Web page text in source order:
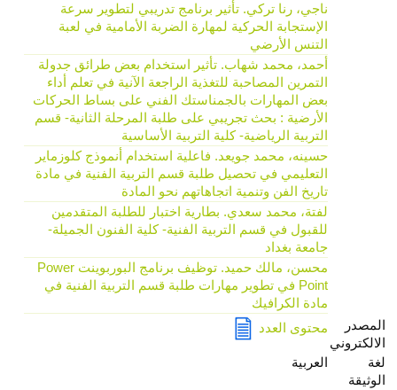
ناجي، رنا تركي. تأثير برنامج تدريبي لتطوير سرعة
الإستجابة الحركية لمهارة الضربة الأمامية في لعبة
التنس الأرضي
أحمد، محمد شهاب. تأثير استخدام بعض طرائق جدولة
التمرين المصاحبة للتغذية الراجعة الآنية في تعلم أداء
بعض المهارات بالجمناستك الفني على بساط الحركات
الأرضية : بحث تجريبي على طلبة المرحلة الثانية- قسم
التربية الرياضية- كلية التربية الأساسية
حسينه، محمد جويعد. فاعلية استخدام أنموذج كلوزماير
التعليمي في تحصيل طلبة قسم التربية الفنية في مادة
تاريخ الفن وتنمية اتجاهاتهم نحو المادة
لفتة، محمد سعدي. بطارية اختبار للطلبة المتقدمين
للقبول في قسم التربية الفنية- كلية الفنون الجميلة-
جامعة بغداد
محسن، مالك حميد. توظيف برنامج البوربوينت Power
Point في تطوير مهارات طلبة قسم التربية الفنية في
مادة الكرافيك
المصدر
الالكتروني
محتوى العدد
لغة
الوثيقة
العربية